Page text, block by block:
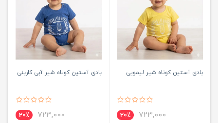
بادی آستین کوتاه شیر لیمویی
723,000 20٪
بادی آستین کوتاه شیر آبی کاربنی
723,000 20٪